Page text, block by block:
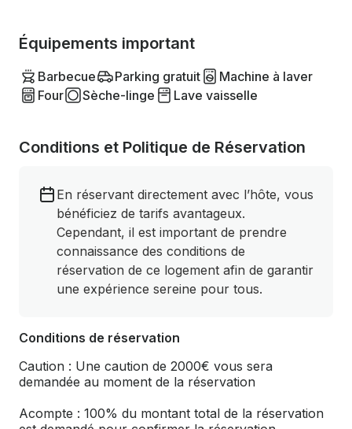
Équipements important
Barbecue Parking gratuit
Machine à laver
Four
Sèche-linge Lave vaisselle
Conditions et Politique de Réservation
En réservant directement avec l’hôte, vous
bénéficiez de tarifs avantageux.
Cependant, il est important de prendre
connaissance des conditions de
réservation de ce logement afin de garantir
une expérience sereine pour tous.
Conditions de réservation
Caution : Une caution de 2000€ vous sera
demandée au moment de la réservation
Acompte : 100% du montant total de la réservation